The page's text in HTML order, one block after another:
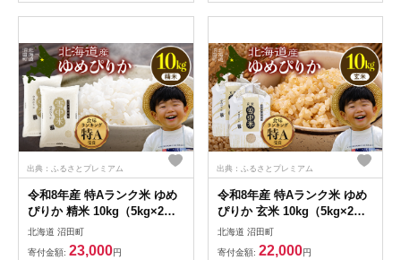
出典：ふるさとプレミアム
令和8年産 特Aランク米 ゆめ
ぴりか 精米 10kg（5kg×2
袋）【6月発送】雪冷気 籾貯
蔵 雪中米 北海道 nr-1567
北海道 沼田町
寄付金額: 23,000円
出典：ふるさとプレミアム
令和8年産 特Aランク米 ゆめ
ぴりか 玄米 10kg（5kg×2
袋）【6月発送】雪冷気 籾貯
蔵 雪中米 北海道 nr-1644
北海道 沼田町
寄付金額: 22,000円